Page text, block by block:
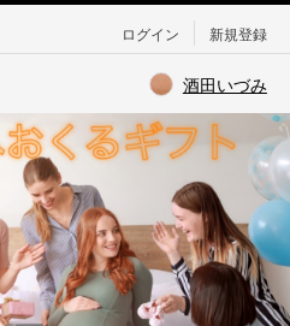
ログイン 新規登録
酒田いづみ